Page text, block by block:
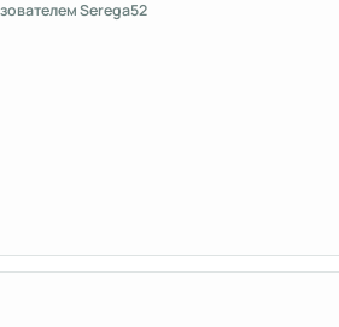
Serega52